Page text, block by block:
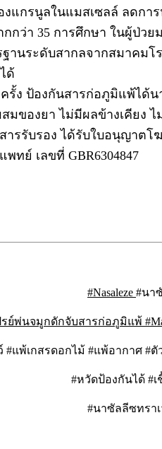
แกรนูลในแมสเซลล์ ลดกา
กว่า 35 การศึกษา ในผู้ป่ว
นระดับสากลจากสมาคมโร
ด้
รั้ง ป้องกันสารก่อภูมิแพ้ไ
ของยา ไม่มีผลข้างเคียง
ารรับรอง ได้รับใบอนุญาต
ทย์ เลขที่ GBR6304847
#Nasaleze #นา
รย์พ่นจมูกดักจับสารก่อภูมิแพ้
#แพ้เกสรดอกไม้ #แพ้อากาศ
#หวัดป้องกันได้ #
#นาซัลลีซทราเ